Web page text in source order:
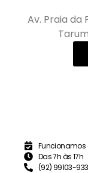
Av. Praia da
Das 7h às 17h
(92) 99103-